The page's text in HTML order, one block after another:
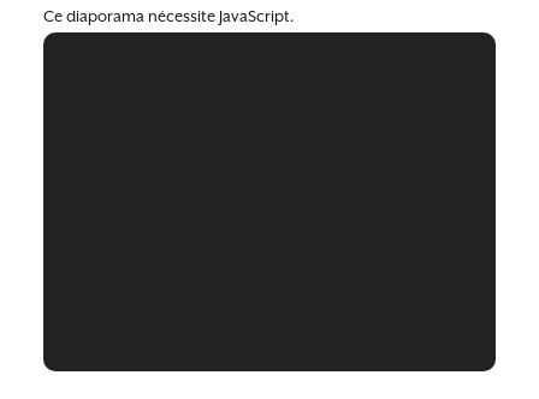
Ce diaporama nécessite JavaScript.